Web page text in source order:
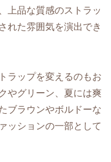
上品な質感のストラッ
れた雰囲気を演出でき
ラップを変えるのもお
やグリーン、夏には爽
ブラウンやボルドーな
ッションの一部として